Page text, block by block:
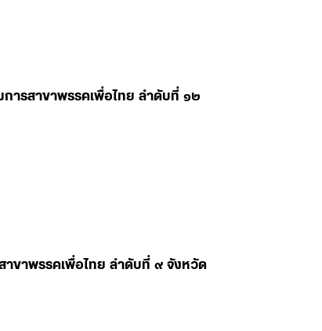
ารสาขาพรรคเพื่อไทย ลำดับที่ ๑๒
าขาพรรคเพื่อไทย ลำดับที่ ๙ จังหวัด